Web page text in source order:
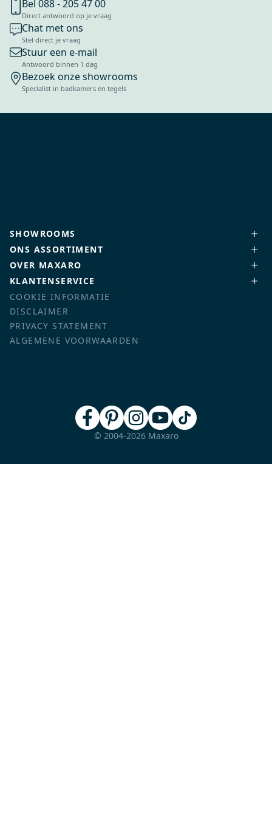
Bel 088 - 205 47 00
Direct antwoord op je vraag
Chat met ons
Stel direct je vraag
Stuur een e-mail
Antwoord binnen 1 dag
Bezoek onze showrooms
Specialist in badkamers en tegels
SHOWROOMS
ONS ASSORTIMENT
OVER MAXARO
KLANTENSERVICE
COOKIE INFORMATIE
DISCLAIMER
PRIVACY STATEMENT
ALGEMENE VOORWAARDEN
© 2004-2026 Maxaro